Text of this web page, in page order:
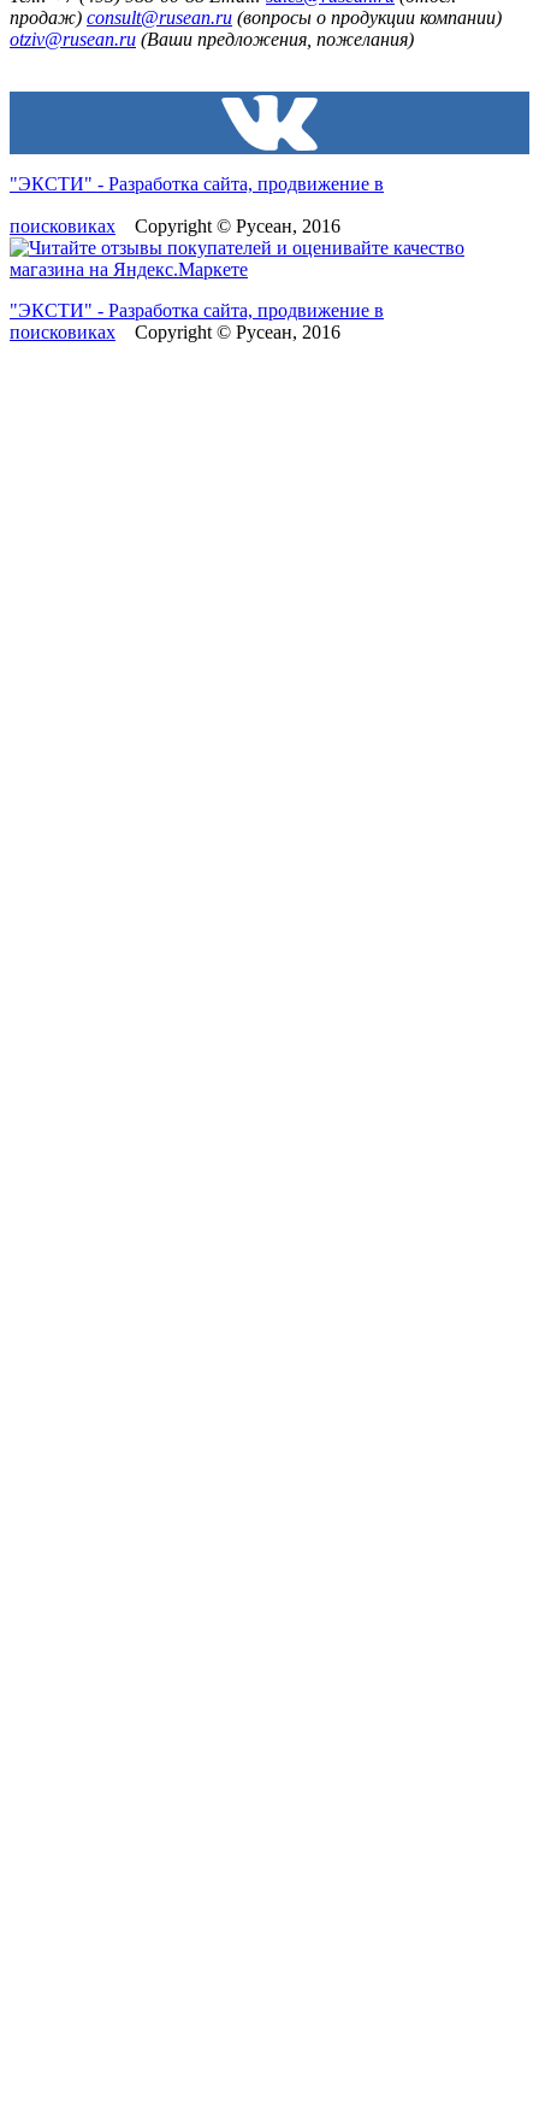
продаж) consult@rusean.ru (вопросы о продукции компании)
otziv@rusean.ru (Ваши предложения, пожелания)
"ЭКСТИ" - Разработка сайта, продвижение в
поисковиках Copyright © Русеан, 2016
"ЭКСТИ" - Разработка сайта, продвижение в
поисковиках Copyright © Русеан, 2016